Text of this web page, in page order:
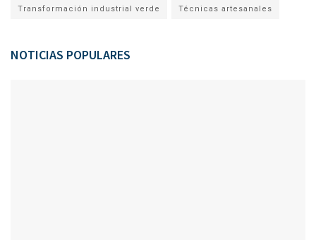
Transformación industrial verde Técnicas artesanales
NOTICIAS POPULARES